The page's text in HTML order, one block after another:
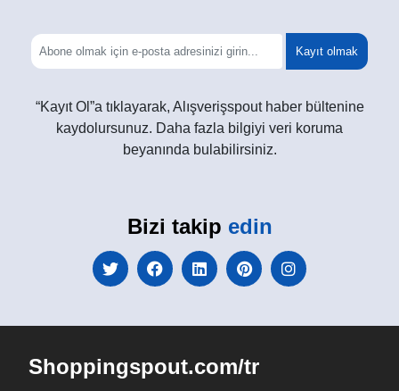
Kayıt olmak
“Kayıt Ol”a tıklayarak, Alışverişspout haber bültenine
kaydolursunuz. Daha fazla bilgiyi veri koruma
beyanında bulabilirsiniz.
Bizi takip edin
Shoppingspout.com/tr